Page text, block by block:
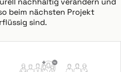
beim nächsten Projekt
sind.